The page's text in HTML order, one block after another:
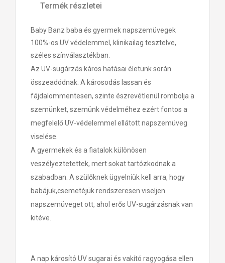
Termék részletei
Baby Banz baba és gyermek napszemüvegek
100%-os UV védelemmel, klinikailag tesztelve,
széles színválasztékban.
Az UV-sugárzás káros hatásai életünk során
összeadódnak. A károsodás lassan és
fájdalommentesen, szinte észrevétlenül rombolja a
szemünket, szemünk védelméhez ezért fontos a
megfelelő UV-védelemmel ellátott napszemüveg
viselése.
A gyermekek és a fiatalok különösen
veszélyeztetettek, mert sokat tartózkodnak a
szabadban. A szülőknek ügyelniük kell arra, hogy
babájuk,csemetéjük rendszeresen viseljen
napszemüveget ott, ahol erős UV-sugárzásnak van
kitéve.
A nap károsító UV sugarai és vakító ragyogása ellen